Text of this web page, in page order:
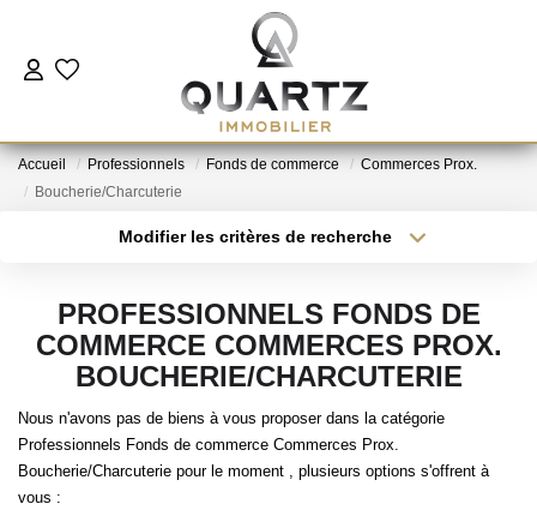
ESTIMER
NOUS REJOINDRE
L'AGENCE
CONTACT
Accueil Professionnels Fonds de commerce
Commerces Prox.
Boucherie/Charcuterie
Modifier les critères de recherche
Sélectionnez...
Type de bien
Surface min
Créer une alerte
PROFESSIONNELS FONDS DE
COMMERCE COMMERCES PROX.
BOUCHERIE/CHARCUTERIE
Nous n'avons pas de biens à vous proposer dans la catégorie
Professionnels Fonds de commerce Commerces Prox.
Boucherie/Charcuterie pour le moment , plusieurs options s'offrent à
vous :